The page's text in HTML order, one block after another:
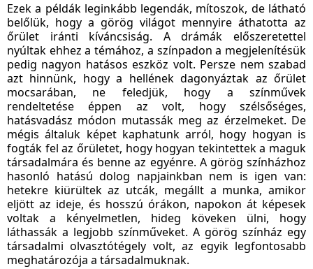
Ezek a példák leginkább legendák, mítoszok, de látható
belőlük, hogy a görög világot mennyire áthatotta az
őrület iránti kíváncsiság. A drámák előszeretettel
nyúltak ehhez a témához, a színpadon a megjelenítésük
pedig nagyon hatásos eszköz volt. Persze nem szabad
azt hinnünk, hogy a hellének dagonyáztak az őrület
mocsarában, ne feledjük, hogy a színművek
rendeltetése éppen az volt, hogy szélsőséges,
hatásvadász módon mutassák meg az érzelmeket. De
mégis általuk képet kaphatunk arról, hogy hogyan is
fogták fel az őrületet, hogy hogyan tekintettek a maguk
társadalmára és benne az egyénre. A görög színházhoz
hasonló hatású dolog napjainkban nem is igen van:
hetekre kiürültek az utcák, megállt a munka, amikor
eljött az ideje, és hosszú órákon, napokon át képesek
voltak a kényelmetlen, hideg köveken ülni, hogy
láthassák a legjobb színműveket. A görög színház egy
társadalmi olvasztótégely volt, az egyik legfontosabb
meghatározója a társadalmuknak.